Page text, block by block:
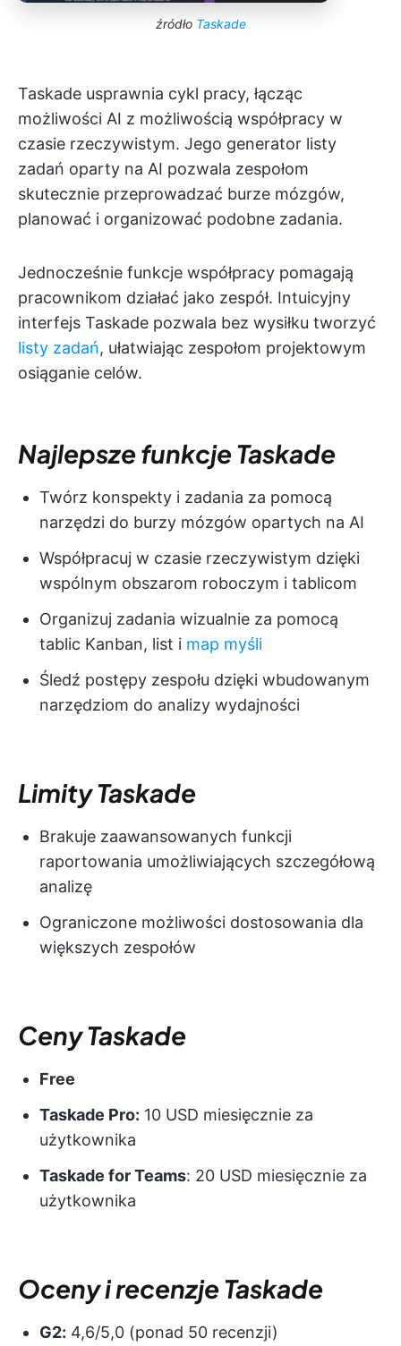
źródło Taskade
Taskade usprawnia cykl pracy, łącząc
możliwości AI z możliwością współpracy w
czasie rzeczywistym. Jego generator listy
zadań oparty na AI pozwala zespołom
skutecznie przeprowadzać burze mózgów,
planować i organizować podobne zadania.
Jednocześnie funkcje współpracy pomagają
pracownikom działać jako zespół. Intuicyjny
interfejs Taskade pozwala bez wysiłku tworzyć
listy zadań, ułatwiając zespołom projektowym
osiąganie celów.
Najlepsze funkcje Taskade
Twórz konspekty i zadania za pomocą
narzędzi do burzy mózgów opartych na AI
Współpracuj w czasie rzeczywistym dzięki
wspólnym obszarom roboczym i tablicom
Organizuj zadania wizualnie za pomocą
tablic Kanban, list i map myśli
Śledź postępy zespołu dzięki wbudowanym
narzędziom do analizy wydajności
Limity Taskade
Brakuje zaawansowanych funkcji
raportowania umożliwiających szczegółową
analizę
Ograniczone możliwości dostosowania dla
większych zespołów
Ceny Taskade
Free
Taskade Pro: 10 USD miesięcznie za
użytkownika
Taskade for Teams: 20 USD miesięcznie za
użytkownika
Oceny i recenzje Taskade
G2: 4,6/5,0 (ponad 50 recenzji)